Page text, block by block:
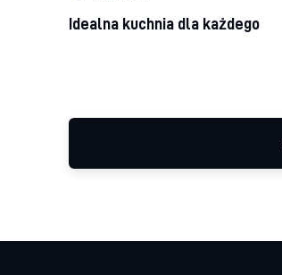
Idealna kuchnia dla każdego